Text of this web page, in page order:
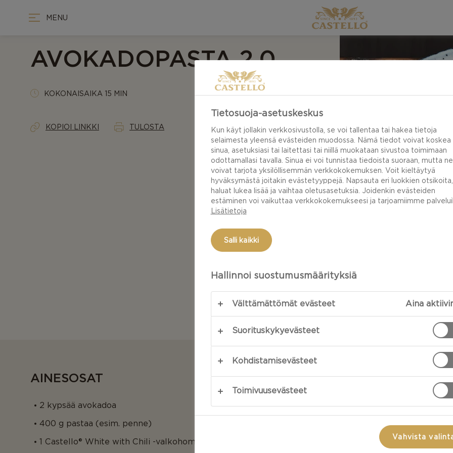
MENU
AVOKADOPASTA 2.0
KOKONAISAIKA 15 MIN
KOPIOI LINKKI TULOSTA
AINESOSAT
2 kypsää avokadoa
400 g pastaa (esim. penne)
1 Castello® White with Chili -valkohomejuustoa
VALMISTUS
Keitä pasta
avokadot,
paloiksi.
valutetun
Tietosuoja-asetuskeskus
Kun käyt jollakin verkkosivustolla, se voi tallentaa tai hakea tietoja
selaimesta yleensä evästeiden muodossa. Nämä tiedot voivat koskea
sinua, asetuksiasi tai laitettasi tai niillä muokataan sivustoa toimimaan
odottamallasi tavalla. Sinua ei voi tunnistaa tiedoista suoraan, mutta ne
voivat tarjota yksilöllisemmän verkkokokemuksen. Voit kieltäytyä
hyväksymästä joitakin evästetyyppejä. Napsauta eri luokkien
haluat lukea lisää ja vaihtaa oletusasetuksia. Joidenkin evästeiden
estäminen voi vaikuttaa verkkokokemukseesi ja tarjoamiimme
Lisätietoja
Salli kaikki
Hallinnoi suostumusmäärityksiä
Välttämättömät evästeet Aina
Suorituskykyevästeet
Kohdistamisevästeet
Toimivuusevästeet
Vahvista